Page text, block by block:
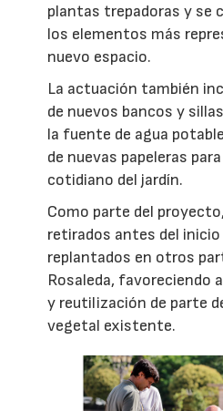
plantas trepadoras y se
los elementos más
nuevo espacio.
La actuación también
de nuevos bancos y
la fuente de agua
de nuevas papeleras
cotidiano del jardín.
Como parte del
retirados antes del inicio
replantados en otros
Rosaleda, favoreciendo
y reutilización de parte
vegetal existente.